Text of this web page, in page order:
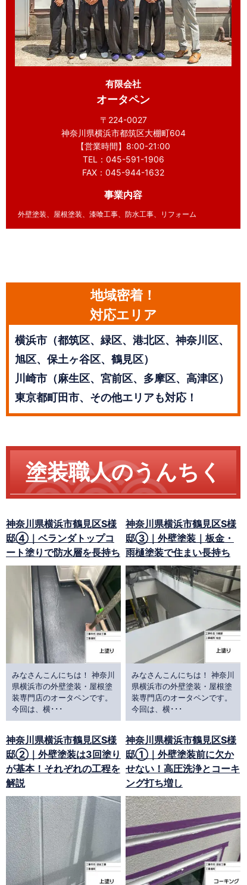
有限会社
オータペン
〒224-0027
神奈川県横浜市都筑区大棚町604
【営業時間】8:00-21:00
TEL：045-591-1906
FAX：045-944-1632
事業内容
外壁塗装、屋根塗装、漆喰工事、防水工事、リフォーム
地域密着！
対応エリア
横浜市（都筑区、緑区、港北区、神奈川区、
旭区、保土ヶ谷区、鶴見区）
川崎市（麻生区、宮前区、多摩区、高津区）
東京都町田市、その他エリアも対応！
塗装職人のうんちく
神奈川県横浜市鶴見区S様
邸④｜ベランダトップコ
ート塗りで防水層を長持ち
みなさんこんにちは！ 神奈川
県横浜市の外壁塗装・屋根塗
装専門店のオータペンです。
今回は、横･･･
神奈川県横浜市鶴見区S様
邸③｜外壁塗装｜板金・
雨樋塗装で住まい長持ち
みなさんこんにちは！ 神奈川
県横浜市の外壁塗装・屋根塗
装専門店のオータペンです。
今回は、横･･･
神奈川県横浜市鶴見区S様
邸②｜外壁塗装は3回塗り
が基本！それぞれの工程を
解説
神奈川県横浜市鶴見区S様
邸①｜外壁塗装前に欠か
せない！高圧洗浄とコーキ
ング打ち増し